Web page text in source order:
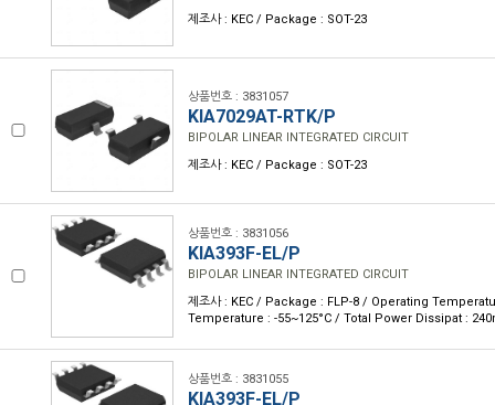
제조사 : KEC / Package : SOT-23
상품번호 : 3831057
KIA7029AT-RTK/P
BIPOLAR LINEAR INTEGRATED CIRCUIT
제조사 : KEC / Package : SOT-23
상품번호 : 3831056
KIA393F-EL/P
BIPOLAR LINEAR INTEGRATED CIRCUIT
제조사 : KEC / Package : FLP-8 / Operating
Temperature : -55~125°C / Total Power Dissipat :
상품번호 : 3831055
KIA393F-EL/P